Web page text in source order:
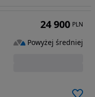
24 900 PLN
Powyżej średniej